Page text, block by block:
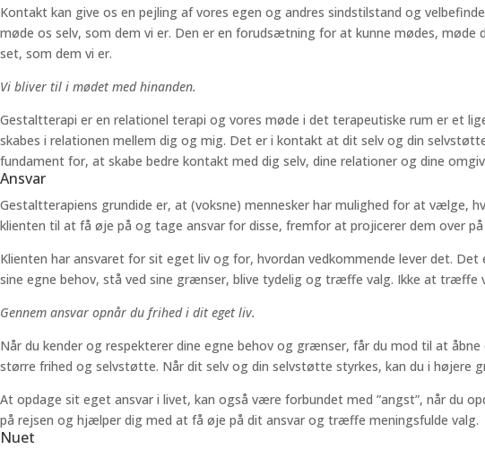
Kontakt kan give os en pejling af vores egen og andres sindstilstand og
møde os selv, som dem vi er. Den er en forudsætning for at kunne mødes,
set, som dem vi er.
Vi bliver til i mødet med hinanden.
Gestaltterapi er en relationel terapi og vores møde i det terapeutiske rum er et
skabes i relationen mellem dig og mig. Det er i kontakt at dit selv og din
fundament for, at skabe bedre kontakt med dig selv, dine relationer og dine
Ansvar
Gestaltterapiens grundide er, at (voksne) mennesker har mulighed for at vælge,
klienten til at få øje på og tage ansvar for disse, fremfor at projicerer dem over
Klienten har ansvaret for sit eget liv og for, hvordan vedkommende lever det.
sine egne behov, stå ved sine grænser, blive tydelig og træffe valg. Ikke at træffe
Gennem ansvar opnår du frihed i dit eget liv.
Når du kender og respekterer dine egne behov og grænser, får du mod til at
større frihed og selvstøtte. Når dit selv og din selvstøtte styrkes, kan du i
At opdage sit eget ansvar i livet, kan også være forbundet med ”angst”, når du
på rejsen og hjælper dig med at få øje på dit ansvar og træffe meningsfulde valg.
Nuet